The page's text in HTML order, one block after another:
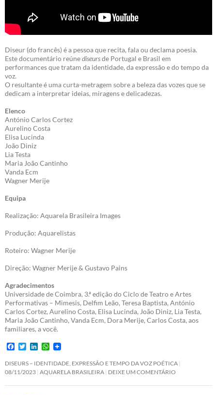
Diseur (do francês) é a pessoa que recita, fala ou declama poesia.
Este documentário reúnediseursde Portugal e Brasil em
performances que tratam da identidade, da expressão e do tempo da
voz.
O resultante é uma curta-metragem sobre a beleza das vozes que se
dedicam a interpretar ideias, miragens e delicadezas.
Elenco
António Carlos Cortez
Aurelino Costa
Elisa Lucinda
João Diniz
Lia Testa
Maria João Cantinho
Vanda Ecm
Wagner Merije
Equipa
Realização: Aquarela Brasileira Images
Produção: Aquarelistas
Roteiro: Wagner Merije
Direção: Wagner Merije & Gustavo Pains
Agradecimentos
Universidade de Coimbra, 3.ª edição do Ciclo de Teatro e Artes
Performativas – Mimesis, Delfim Leão, Teresa Baptista, António
Carlos Cortez, Aurelino Costa, Elisa Lucinda, João Diniz, Lia Testa,
Maria João Cantinho, Vanda Ecm, Dora Merije, Carlos Costa, aos
familiares, a você.
F
c
e
b
o
T
i
t
t
e
n
k
e
d
W
a
t
s
A
DISEURS – IDENTIDADE, EXPRESSÃO E TEMPO DA VOZ POÉTICA
08/11/2023 AQUARELA BRASILEIRA DEIXE UM COMENTÁRIO